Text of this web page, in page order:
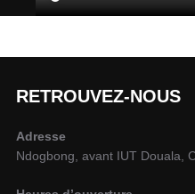
RETROUVEZ-NOUS
Adresse
Ndogbong, avant IUT Douala,